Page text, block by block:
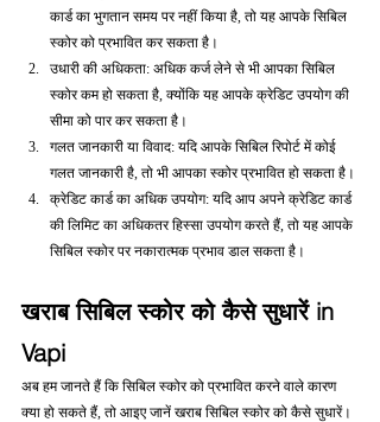
कार्ड का भुगतान समय पर नहीं किया है, तो यह आपके सिबिल
स्कोर को प्रभावित कर सकता है।
उधारी की अधिकता: अधिक कर्ज लेने से भी आपका सिबिल
स्कोर कम हो सकता है, क्योंकि यह आपके क्रेडिट उपयोग की
सीमा को पार कर सकता है।
गलत जानकारी या विवाद: यदि आपके सिबिल रिपोर्ट में कोई
गलत जानकारी है, तो भी आपका स्कोर प्रभावित हो सकता है।
क्रेडिट कार्ड का अधिक उपयोग: यदि आप अपने क्रेडिट कार्ड
की लिमिट का अधिकतर हिस्सा उपयोग करते हैं, तो यह आपके
सिबिल स्कोर पर नकारात्मक प्रभाव डाल सकता है।
खराब सिबिल स्कोर को कैसे सुधारें in
Vapi
अब हम जानते हैं कि सिबिल स्कोर को प्रभावित करने वाले कारण
क्या हो सकते हैं, तो आइए जानें खराब सिबिल स्कोर को कैसे सुधारें।